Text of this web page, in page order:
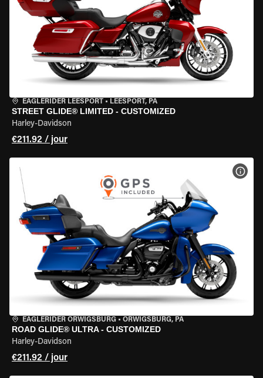
EAGLERIDER LEESPORT • LEESPORT, PA
STREET GLIDE® LIMITED - CUSTOMIZED
Harley-Davidson
€211.92 / jour
EAGLERIDER ORWIGSBURG • ORWIGSBURG, PA
ROAD GLIDE® ULTRA - CUSTOMIZED
Harley-Davidson
€211.92 / jour